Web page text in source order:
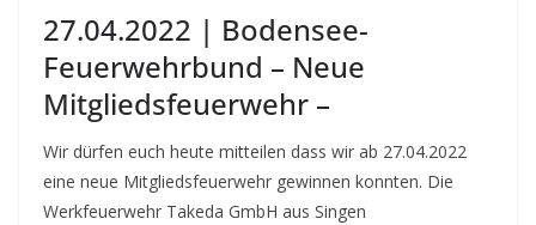
27.04.2022 | Bodensee-
Feuerwehrbund – Neue
Mitgliedsfeuerwehr –
Wir dürfen euch heute mitteilen dass wir ab 27.04.2022
eine neue Mitgliedsfeuerwehr gewinnen konnten. Die
Werkfeuerwehr Takeda GmbH aus Singen